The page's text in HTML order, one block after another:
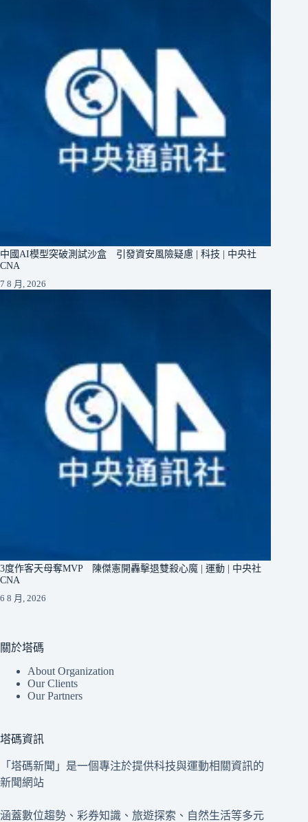
中國AI模型突破測試沙盒 引發資安風險疑慮 | 科技 | 中央社
CNA
7 8 月, 2026
3度作客天母奪MVP 陳傑憲開轟擊退雙殺心魔 | 運動 | 中央社
CNA
6 8 月, 2026
關於塔碼
About Organization
Our Clients
Our Partners
塔碼資訊
「塔碼新聞」是一個專注於提供科技與運動相關資訊的
新聞網站
涵蓋數位趨勢、彩券知識、旅遊探索、自然生活等多元